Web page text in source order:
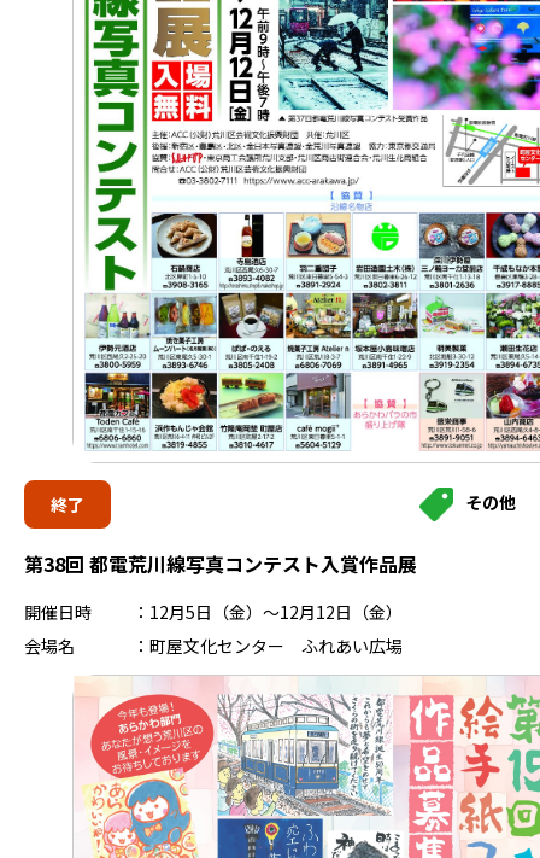
終了 その他
第38回 都電荒川線写真コンテスト入賞作品展
開催日時
12月5日（金）～12月12日（金）
会場名
町屋文化センター ふれあい広場